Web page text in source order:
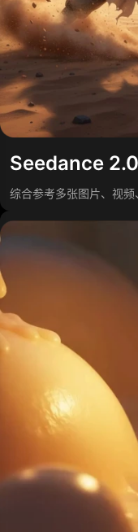
Seedance 2.0
综合参考多张图片、视频